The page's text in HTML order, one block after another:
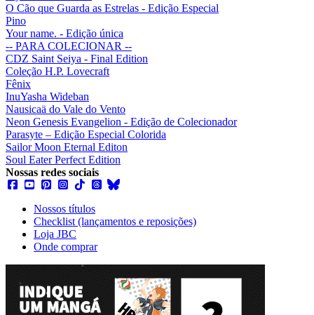
O Cão que Guarda as Estrelas - Edição Especial
Pino
Your name. - Edição única
-- PARA COLECIONAR --
CDZ Saint Seiya - Final Edition
Coleção H.P. Lovecraft
Fênix
InuYasha Wideban
Nausicaä do Vale do Vento
Neon Genesis Evangelion - Edição de Colecionador
Parasyte – Edição Especial Colorida
Sailor Moon Eternal Editon
Soul Eater Perfect Edition
Nossas redes sociais
Nossos títulos
Checklist (lançamentos e reposições)
Loja JBC
Onde comprar